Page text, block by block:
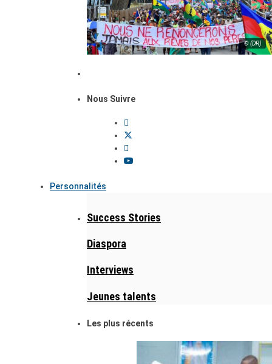
© (DR)
Nous Suivre
Personnalités
Success Stories
Diaspora
Interviews
Jeunes talents
Les plus récents